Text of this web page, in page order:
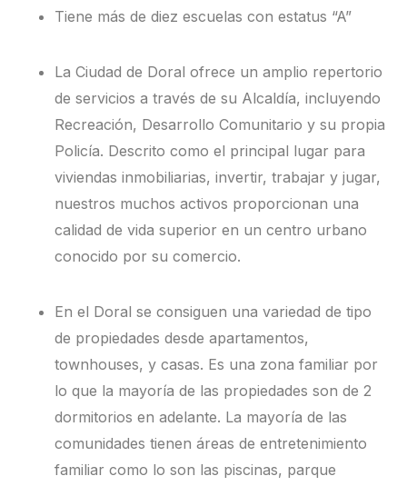
Tiene más de diez escuelas con estatus “A”
La Ciudad de Doral ofrece un amplio repertorio
de servicios a través de su Alcaldía, incluyendo
Recreación, Desarrollo Comunitario y su propia
Policía. Descrito como el principal lugar para
viviendas inmobiliarias, invertir, trabajar y jugar,
nuestros muchos activos proporcionan una
calidad de vida superior en un centro urbano
conocido por su comercio.
En el Doral se consiguen una variedad de tipo
de propiedades desde apartamentos,
townhouses, y casas. Es una zona familiar por
lo que la mayoría de las propiedades son de 2
dormitorios en adelante. La mayoría de las
comunidades tienen áreas de entretenimiento
familiar como lo son las piscinas, parque